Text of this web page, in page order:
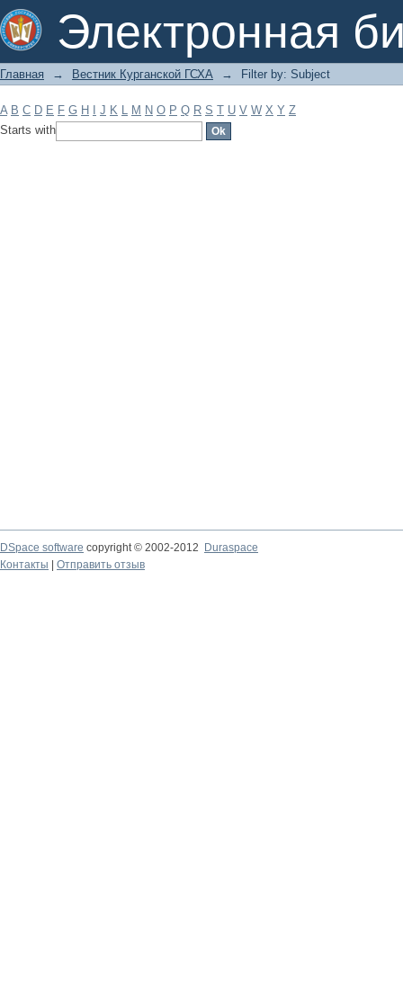
Электронная
Filter by: Subject
Главная → Вестник Курганской ГСХА → Filter by: Subject
A B C D E F G H J K L M N O P Q R S T U V W X Y Z
Starts with
DSpace software copyright © 2002-2012
Duraspace
Контакты
Отправить отзыв